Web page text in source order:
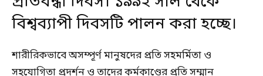
বিশ্বব্যাপীদিবসটি পালন করা হচ্ছে।
শারীরিকভাবে অসম্পূর্ণ মানুষদের প্রতি সহমর্মিতা ও
সহযোগিতা প্রদর্শন ও তাদের কর্মকাণ্ডের প্রতি সম্মান